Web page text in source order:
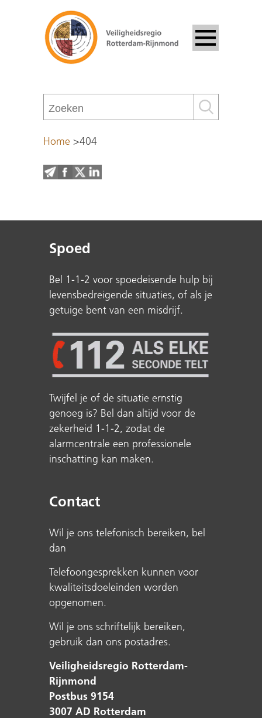
Home >404
Spoed
Bel 1-1-2 voor spoedeisende hulp bij
levensbedreigende situaties, of als je
getuige bent van een misdrijf.
Twijfel je of de situatie ernstig
genoeg is? Bel dan altijd voor de
zekerheid 1-1-2, zodat de
alarmcentrale een professionele
inschatting kan maken.
Contact
Wil je ons telefonisch bereiken, bel
dan
Telefoongesprekken kunnen voor
kwaliteitsdoeleinden worden
opgenomen.
Wil je ons schriftelijk bereiken,
gebruik dan ons postadres.
Veiligheidsregio Rotterdam-
Rijnmond
Postbus 9154
3007 AD Rotterdam